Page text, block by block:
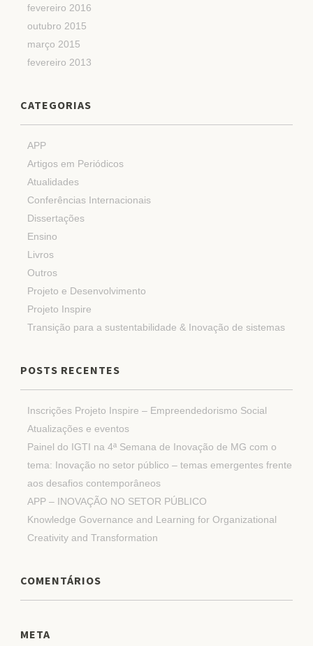
fevereiro 2016
outubro 2015
março 2015
fevereiro 2013
CATEGORIAS
APP
Artigos em Periódicos
Atualidades
Conferências Internacionais
Dissertações
Ensino
Livros
Outros
Projeto e Desenvolvimento
Projeto Inspire
Transição para a sustentabilidade & Inovação de sistemas
POSTS RECENTES
Inscrições Projeto Inspire – Empreendedorismo Social
Atualizações e eventos
Painel do IGTI na 4ª Semana de Inovação de MG com o
tema: Inovação no setor público – temas emergentes frente
aos desafios contemporâneos
APP – INOVAÇÃO NO SETOR PÚBLICO
Knowledge Governance and Learning for Organizational
Creativity and Transformation
COMENTÁRIOS
META